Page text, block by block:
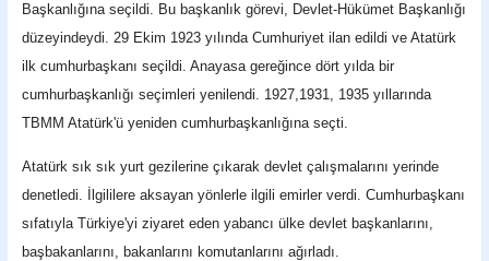
Başkanlığına seçildi. Bu başkanlık görevi, Devlet-Hükümet Başkanlığı
düzeyindeydi. 29 Ekim 1923 yılında Cumhuriyet ilan edildi ve Atatürk
ilk cumhurbaşkanı seçildi. Anayasa gereğince dört yılda bir
cumhurbaşkanlığı seçimleri yenilendi. 1927,1931, 1935 yıllarında
TBMM Atatürk'ü yeniden cumhurbaşkanlığına seçti.
Atatürk sık sık yurt gezilerine çıkarak devlet çalışmalarını yerinde
denetledi. İlgililere aksayan yönlerle ilgili emirler verdi. Cumhurbaşkanı
sıfatıyla Türkiye'yi ziyaret eden yabancı ülke devlet başkanlarını,
başbakanlarını, bakanlarını komutanlarını ağırladı.